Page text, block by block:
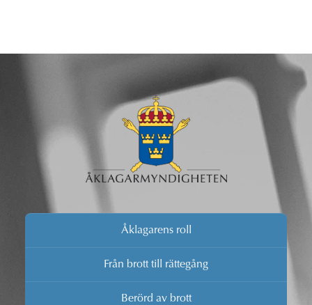
Åklagarens roll
Från brott till rättegång
Berörd av brott